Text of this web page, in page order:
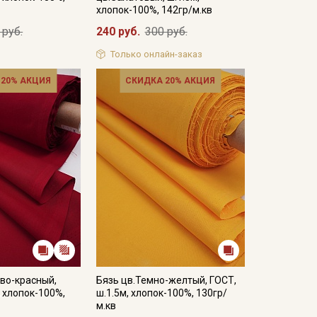
хлопок-100%, 142гр/м.кв
240 руб. 300 руб.
Только онлайн-заказ
АКЦИЯ
красный,
100%,
СКИДКА 20% АКЦИЯ
Бязь цв.Темно-желтый, ГОСТ,
ш.1.5м, хлопок-100%, 130гр/
м.кв